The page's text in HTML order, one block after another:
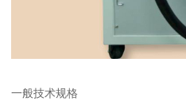
一般技术规格